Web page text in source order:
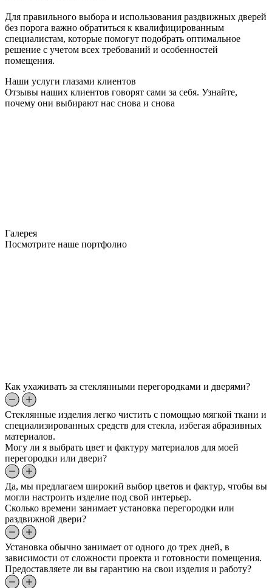
Для правильного выбора и использования раздвижных дверей
без порога важно обратиться к квалифицированным
специалистам, которые помогут подобрать оптимальное
решение с учетом всех требований и особенностей
помещения.
Наши услуги глазами клиентов
Отзывы наших клиентов говорят сами за себя. Узнайте,
почему они выбирают нас снова и снова
Галерея
Посмотрите наше портфолио
Как ухаживать за стеклянными перегородками и дверями?
Стеклянные изделия легко чистить с помощью мягкой ткани и
специализированных средств для стекла, избегая абразивных
материалов.
Могу ли я выбрать цвет и фактуру материалов для моей
перегородки или двери?
Да, мы предлагаем широкий выбор цветов и фактур, чтобы вы
могли настроить изделие под свой интерьер.
Сколько времени занимает установка перегородки или
раздвижной двери?
Установка обычно занимает от одного до трех дней, в
зависимости от сложности проекта и готовности помещения.
Предоставляете ли вы гарантию на свои изделия и работу?